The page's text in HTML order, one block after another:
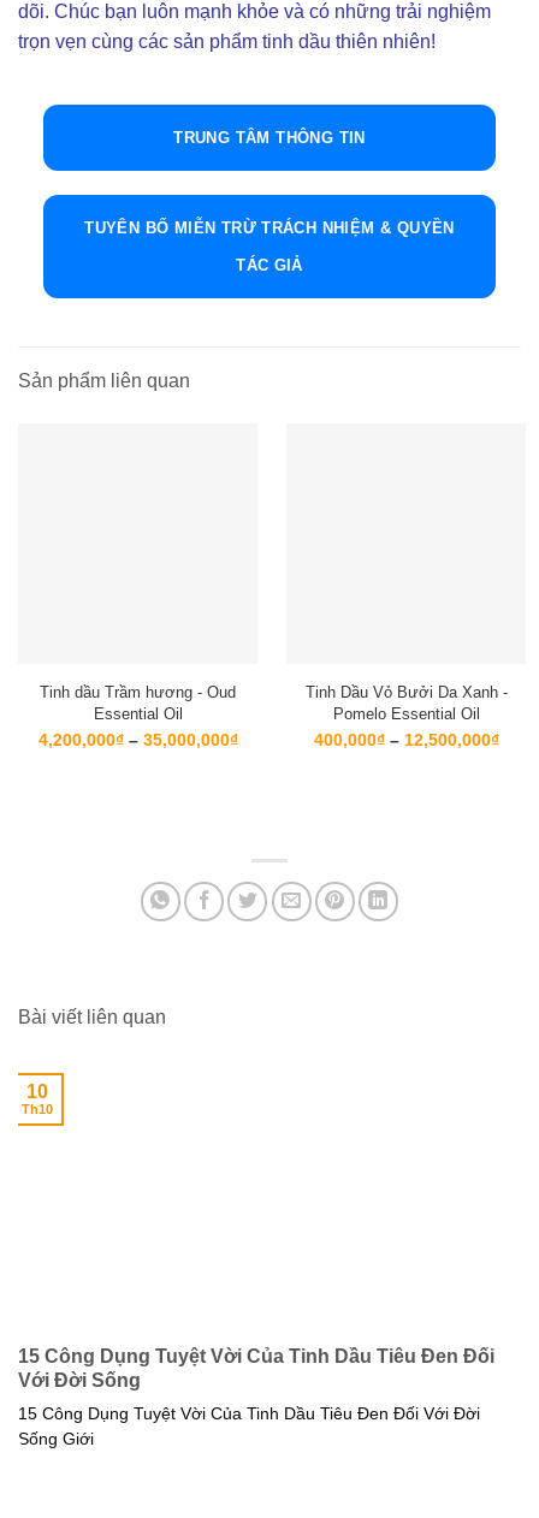
dõi. Chúc bạn luôn mạnh khỏe và có những trải nghiệm
trọn vẹn cùng các sản phẩm tinh dầu thiên nhiên!
TRUNG TÂM THÔNG TIN
TUYÊN BỐ MIỄN TRỪ TRÁCH NHIỆM & QUYỀN
TÁC GIẢ
Sản phẩm liên quan
Tinh dầu Trầm hương - Oud
Essential Oil
4,200,000₫ – 35,000,000₫Khoảng
Tinh Dầu Vỏ Bưởi Da Xanh -
Pomelo Essential Oil
400,000₫ – 12,500,000₫
Bài viết liên quan
15 Công Dụng Tuyệt Vời Của Tinh Dầu Tiêu Đen Đối
Với Đời Sống
15 Công Dụng Tuyệt Vời Của Tinh Dầu Tiêu Đen Đối Với Đời
Sống Giới
10
Th10